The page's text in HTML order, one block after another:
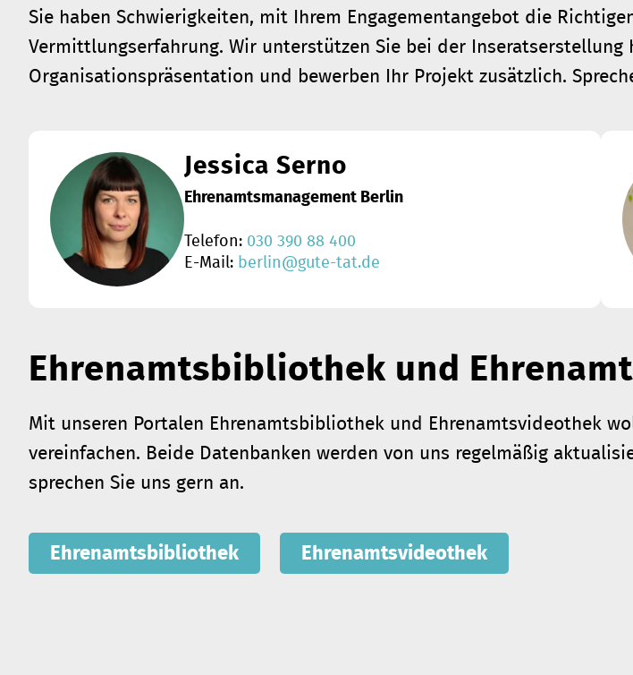
Sie haben Schwierigkeiten, mit Ihrem Engagementangebot die
Vermittlungserfahrung. Wir unterstützen Sie bei der
Organisationspräsentation und bewerben Ihr Projekt zusätzlich.
Jessica Serno
Ehrenamtsmanagement Berlin
Telefon: 030 390 88 400
E-Mail: berlin@gute-tat.de
Ehrenamtsbibliothek und
Mit unseren Portalen Ehrenamtsbibliothek und Ehrenamtsvideothek
vereinfachen. Beide Datenbanken werden von uns regelmäßig
sprechen Sie uns gern an.
Ehrenamtsbibliothek Ehrenamtsvideothek